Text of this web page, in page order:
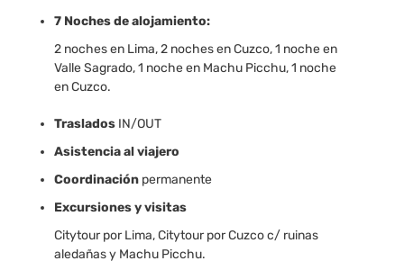
7 Noches de alojamiento:
2 noches en Lima, 2 noches en Cuzco, 1 noche en
Valle Sagrado, 1 noche en Machu Picchu, 1 noche
en Cuzco.
Traslados IN/OUT
Asistencia al viajero
Coordinación permanente
Excursiones y visitas
Citytour por Lima, Citytour por Cuzco c/ ruinas
aledañas y Machu Picchu.